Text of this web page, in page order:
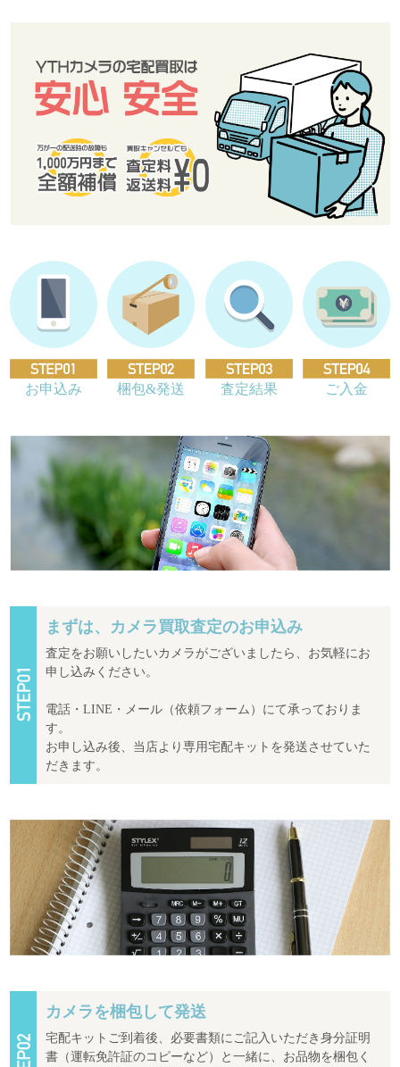
お申込み 梱包&発送 査定結果 ご入金
まずは、カメラ買取査定のお申込み
査定をお願いしたいカメラがございましたら、お気軽にお
申し込みください。
電話・LINE・メール（依頼フォーム）にて承っておりま
す。
お申し込み後、当店より専用宅配キットを発送させていた
だきます。
カメラを梱包して発送
宅配キットご到着後、必要書類にご記入いただき身分証明
書（運転免許証のコピーなど）と一緒に、お品物を梱包く